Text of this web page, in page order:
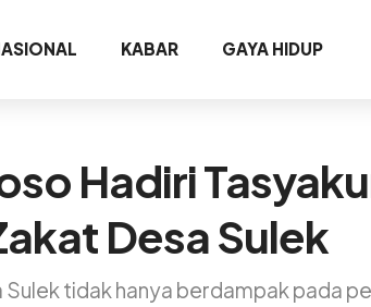
KABAR GAYA HIDUP
Hadiri
Desa Sulek
tidak hanya berdampak pada